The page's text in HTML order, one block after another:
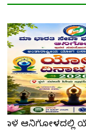
ನಾಳೆ ಆನಿಗೋಳದಲ್ಲಿ